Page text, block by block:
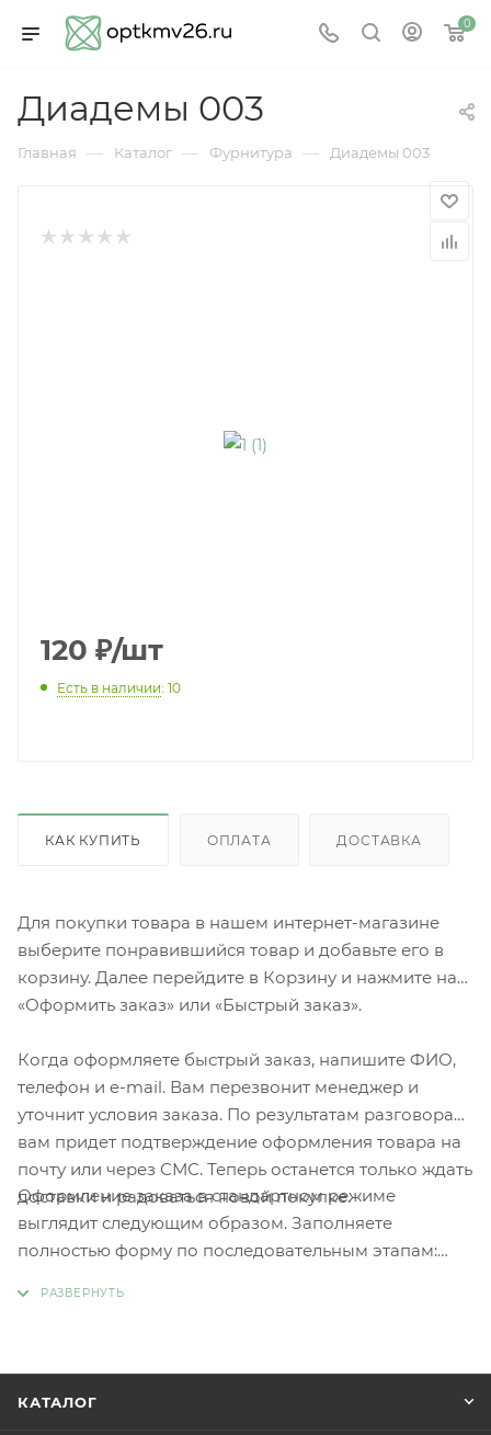
0
Диадемы 003
Главная — Каталог — Фурнитура — Диадемы 003
120 ₽/шт
Есть в наличии: 10
КАК КУПИТЬ ОПЛАТА ДОСТАВКА
Для покупки товара в нашем интернет-магазине
выберите понравившийся товар и добавьте его в
корзину. Далее перейдите в Корзину и нажмите на
«Оформить заказ» или «Быстрый заказ».
Когда оформляете быстрый заказ, напишите ФИО,
телефон и e-mail. Вам перезвонит менеджер и
уточнит условия заказа. По результатам разговора
вам придет подтверждение оформления товара на
почту или через СМС. Теперь останется только ждать
доставки и радоваться новой покупке.
Оформление заказа в стандартном режиме
выглядит следующим образом. Заполняете
полностью форму по последовательным этапам:
КАТАЛОГ